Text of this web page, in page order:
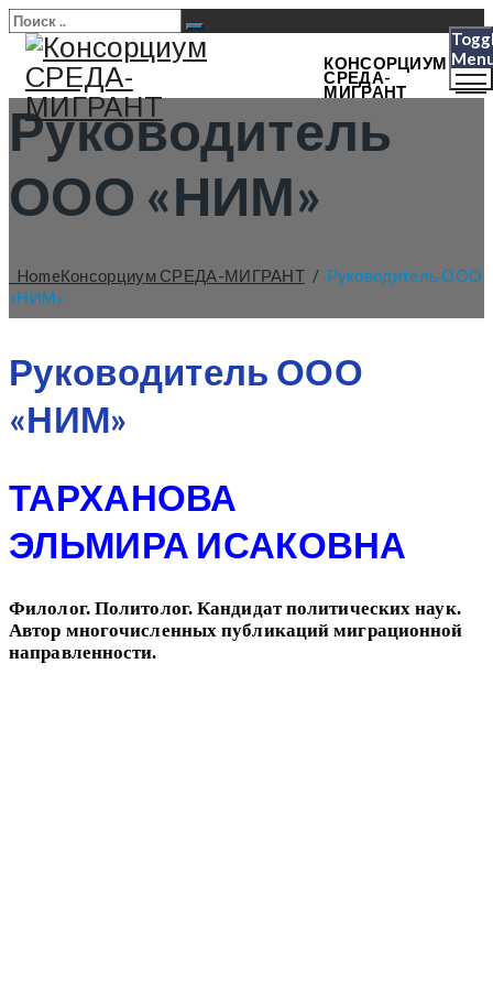
КОНСОРЦИУМ
СРЕДА-
МИГРАНТ
Руководитель
ООО «НИМ»
HomeКонсорциум СРЕДА-МИГРАНТ / Руководитель ООО
«НИМ»
Руководитель ООО
«НИМ»
ТАРХАНОВА
ЭЛЬМИРА ИСАКОВНА
Филолог. Политолог. Кандидат политических наук.
Автор многочисленных публикаций миграционной
направленности.